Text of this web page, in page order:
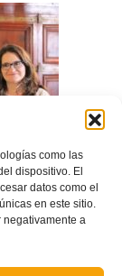
como las
dispositivo. El
datos como el
en este sitio.
negativamente a